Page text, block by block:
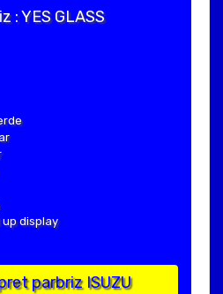
: YES GLASS
up display
parbriz ISUZU